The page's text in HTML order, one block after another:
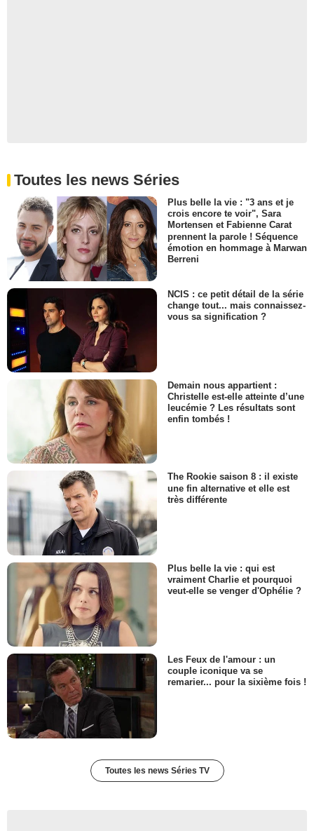
Toutes les news Séries
Plus belle la vie : "3 ans et je
crois encore te voir", Sara
Mortensen et Fabienne Carat
prennent la parole ! Séquence
émotion en hommage à Marwan
Berreni
NCIS : ce petit détail de la série
change tout... mais connaissez-
vous sa signification ?
Demain nous appartient :
Christelle est-elle atteinte d’une
leucémie ? Les résultats sont
enfin tombés !
The Rookie saison 8 : il existe
une fin alternative et elle est
très différente
Plus belle la vie : qui est
vraiment Charlie et pourquoi
veut-elle se venger d'Ophélie ?
Les Feux de l'amour : un
couple iconique va se
remarier... pour la sixième fois !
Toutes les news Séries TV